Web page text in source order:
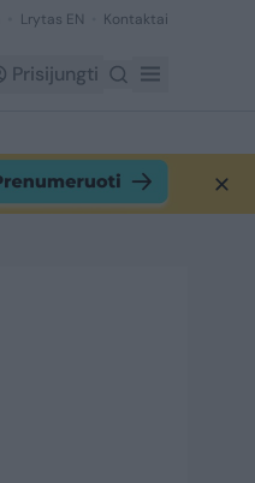
Lrytas EN Kontaktai
Prisijungti